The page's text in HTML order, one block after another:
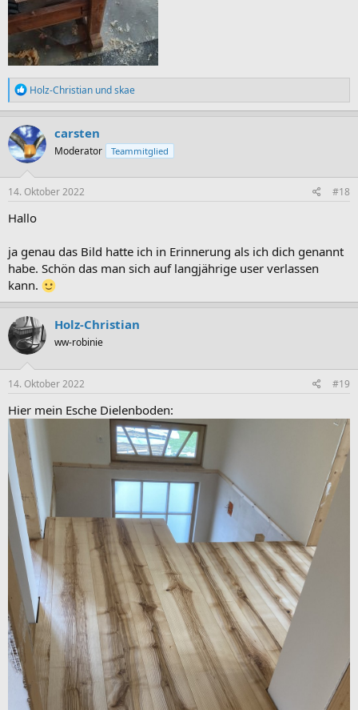
R
e
a
k
t
i
o
n
e
:
Holz-Christian undskae
carsten
Moderator Teammitglied
14. Oktober 2022 #18
Hallo
ja genau das Bild hatte ich in Erinnerung als ich dich genannt
habe. Schön das man sich auf langjährige user verlassen
kann.
Holz-Christian
ww-robinie
14. Oktober 2022 #19
Hier mein Esche Dielenboden: